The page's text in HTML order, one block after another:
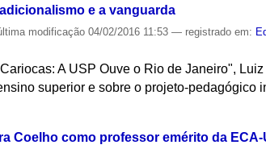
e a vanguarda
modificação 04/02/2016 11:53— registrado em:
A USP Ouve o Rio de Janeiro",
superior e sobre o projeto-pedagógico
Coelho como professor emérito da ECA-